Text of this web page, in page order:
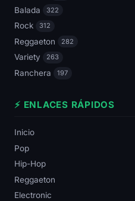
Balada 322
Rock 312
Reggaeton 282
Variety 263
Ranchera 197
⚡ ENLACES RÁPIDOS
Inicio
Pop
Hip-Hop
Reggaeton
Electronic